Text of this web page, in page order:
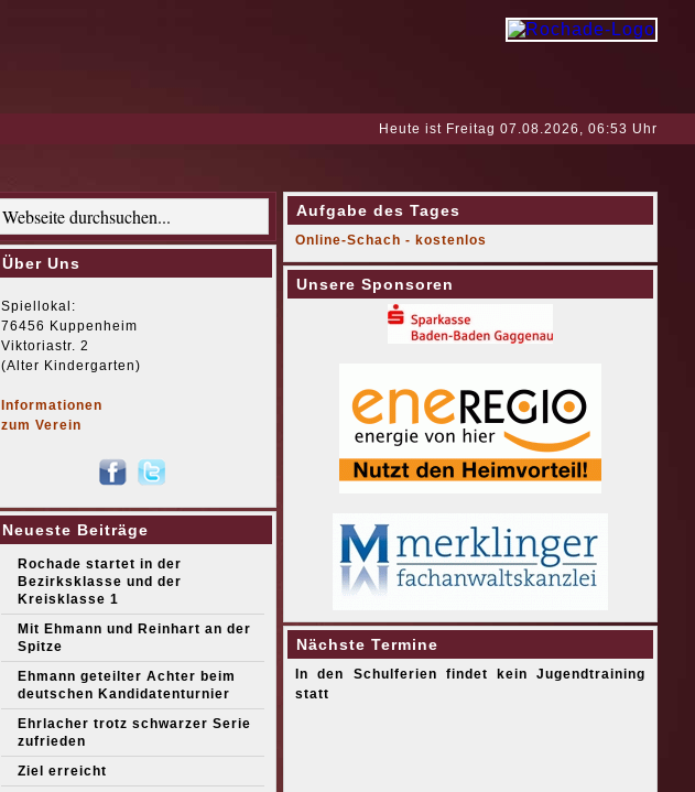
Heute ist Freitag 07.08.2026, 06:53 Uhr
Über Uns
Spiellokal:
76456 Kuppenheim
Viktoriastr. 2
(Alter Kindergarten)
Informationen
zum Verein
Neueste Beiträge
Rochade startet in der
Bezirksklasse und der
Kreisklasse 1
Mit Ehmann und Reinhart an der
Spitze
Ehmann geteilter Achter beim
deutschen Kandidatenturnier
Ehrlacher trotz schwarzer Serie
zufrieden
Ziel erreicht
Aufgabe des Tages
Online-Schach - kostenlos
Unsere Sponsoren
Nächste Termine
In den Schulferien findet kein Jugendtraining
statt